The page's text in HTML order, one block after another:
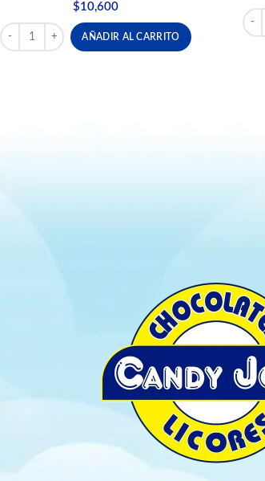
$10,600
CHOCOLATE FELICCI CORAZON DORADO X 8
AÑADIR AL CARRITO